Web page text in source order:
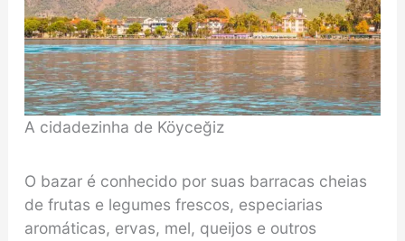
A cidadezinha de Köyceğiz
O bazar é conhecido por suas barracas cheias
de frutas e legumes frescos, especiarias
aromáticas, ervas, mel, queijos e outros